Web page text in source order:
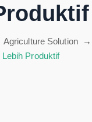
Agriculture Solution→
Lebih Produktif